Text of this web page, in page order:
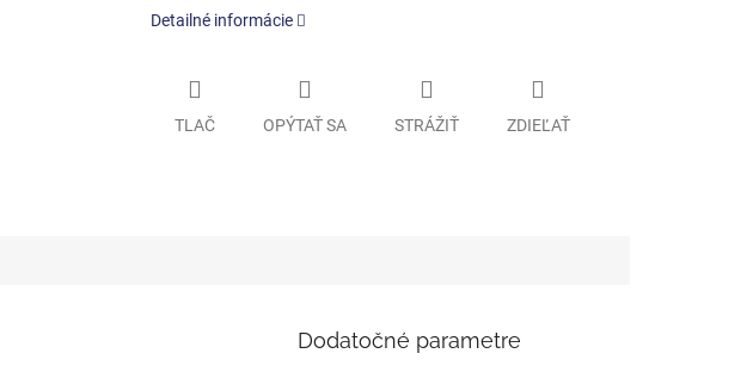
Detailné informácie
TLAČ OPÝTAŤ SA STRÁŽIŤ ZDIEĽAŤ
Dodatočné parametre